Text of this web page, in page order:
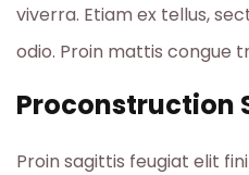
viverra. Etiam ex tellus,
odio. Proin mattis congue
Proconstruction
Proin sagittis feugiat elit